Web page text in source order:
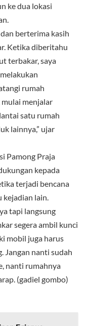
ke dua lokasi
berterima kasih
Ketika diberitahu
terbakar, saya
rumah
menjalar
satu rumah
lainnya,” ujar
Pamong Praja
kepada
terjadi bencana
kejadian lain.
tapi langsung
segera ambil kunci
mobil juga harus
Jangan nanti sudah
nanti rumahnya
(gadiel gombo)